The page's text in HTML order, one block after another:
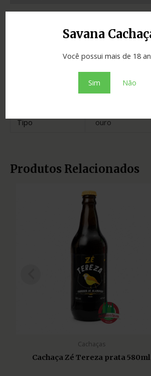
Savana
Você possui mais de 18
Sim Não
Envelhecimento
2 anos
Carmo do Rio
carvalho
Tipo
ouro
Produtos Relacionados
Cachaças
Cachaça Zé Tereza prata 580ml